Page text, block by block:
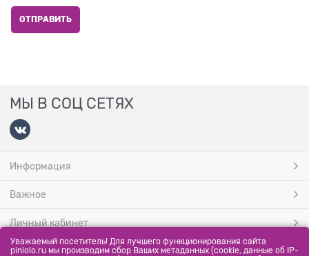
МЫ В СОЦ СЕТЯХ
Информация
Важное
Личный кабинет
Уважаемый посетитель! Для лучшего функционирования сайта
piniolo.ru мы производим сбор Ваших метаданных (cookie, данные об IP-